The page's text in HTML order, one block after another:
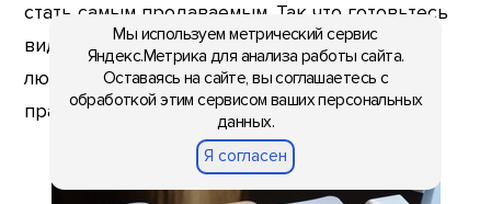
стать самым продаваемым. Так что готовьтесь
видеть на улицах нашей страны тут и там
людей с разноцветными M5. Телефончик и
правда хорош за свои деньги.
Мы используем метрический сервис
Яндекс.Метрика для анализа работы сайта.
Оставаясь на сайте, вы соглашаетесь с
обработкой этим сервисом ваших персональных
данных.
Я согласен